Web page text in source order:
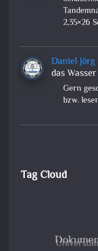
2,35×26
Daniel
das
Gern
bzw.
Tag Cloud